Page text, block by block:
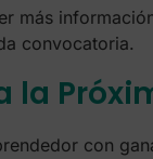
más
convocatoria.
la
con